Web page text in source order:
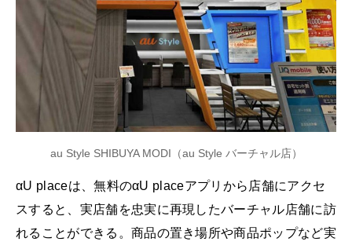
au Style SHIBUYA MODI（au Style バーチャル店）
αU placeは、無料のαU placeアプリから店舗にアクセ
スすると、実店舗を忠実に再現したバーチャル店舗に訪
れることができる。商品の置き場所や商品ポップなど実